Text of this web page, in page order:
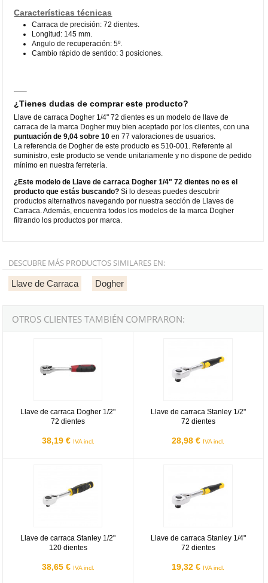
Características técnicas
Carraca de precisión: 72 dientes.
Longitud: 145 mm.
Angulo de recuperación: 5º.
Cambio rápido de sentido: 3 posiciones.
¿Tienes dudas de comprar este producto?
Llave de carraca Dogher 1/4" 72 dientes es un modelo de llave de
carraca de la marca Dogher muy bien aceptado por los clientes, con una
puntuación de 9,04 sobre 10 en 77 valoraciones de usuarios.
La referencia de Dogher de este producto es 510-001. Referente al
suministro, este producto se vende unitariamente y no dispone de pedido
mínimo en nuestra ferretería.
¿Este modelo de Llave de carraca Dogher 1/4" 72 dientes no es el
producto que estás buscando? Si lo deseas puedes descubrir
productos alternativos navegando por nuestra sección de Llaves de
Carraca. Además, encuentra todos los modelos de la marca Dogher
filtrando los productos por marca.
DESCUBRE MÁS PRODUCTOS SIMILARES EN:
Llave de Carraca Dogher
OTROS CLIENTES TAMBIÉN COMPRARON:
Llave de carraca Dogher 1/2"
72 dientes
38,19 € IVA incl.
Llave de carraca Stanley 1/2"
72 dientes
28,98 € IVA incl.
Llave de carraca Stanley 1/2"
120 dientes
38,65 € IVA incl.
Llave de carraca Stanley 1/4"
72 dientes
19,32 € IVA incl.